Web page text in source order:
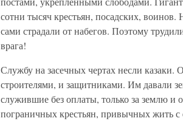
сотни тысяч крестьян, посадских,
сами страдали от набегов. Поэтому
врага!
Службу на засечных чертах несли
строителями, и защитниками. Им давали
служившие без оплаты, только за землю и
пограничных крестьян, привычных жить